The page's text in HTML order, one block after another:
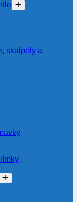
skalpely a